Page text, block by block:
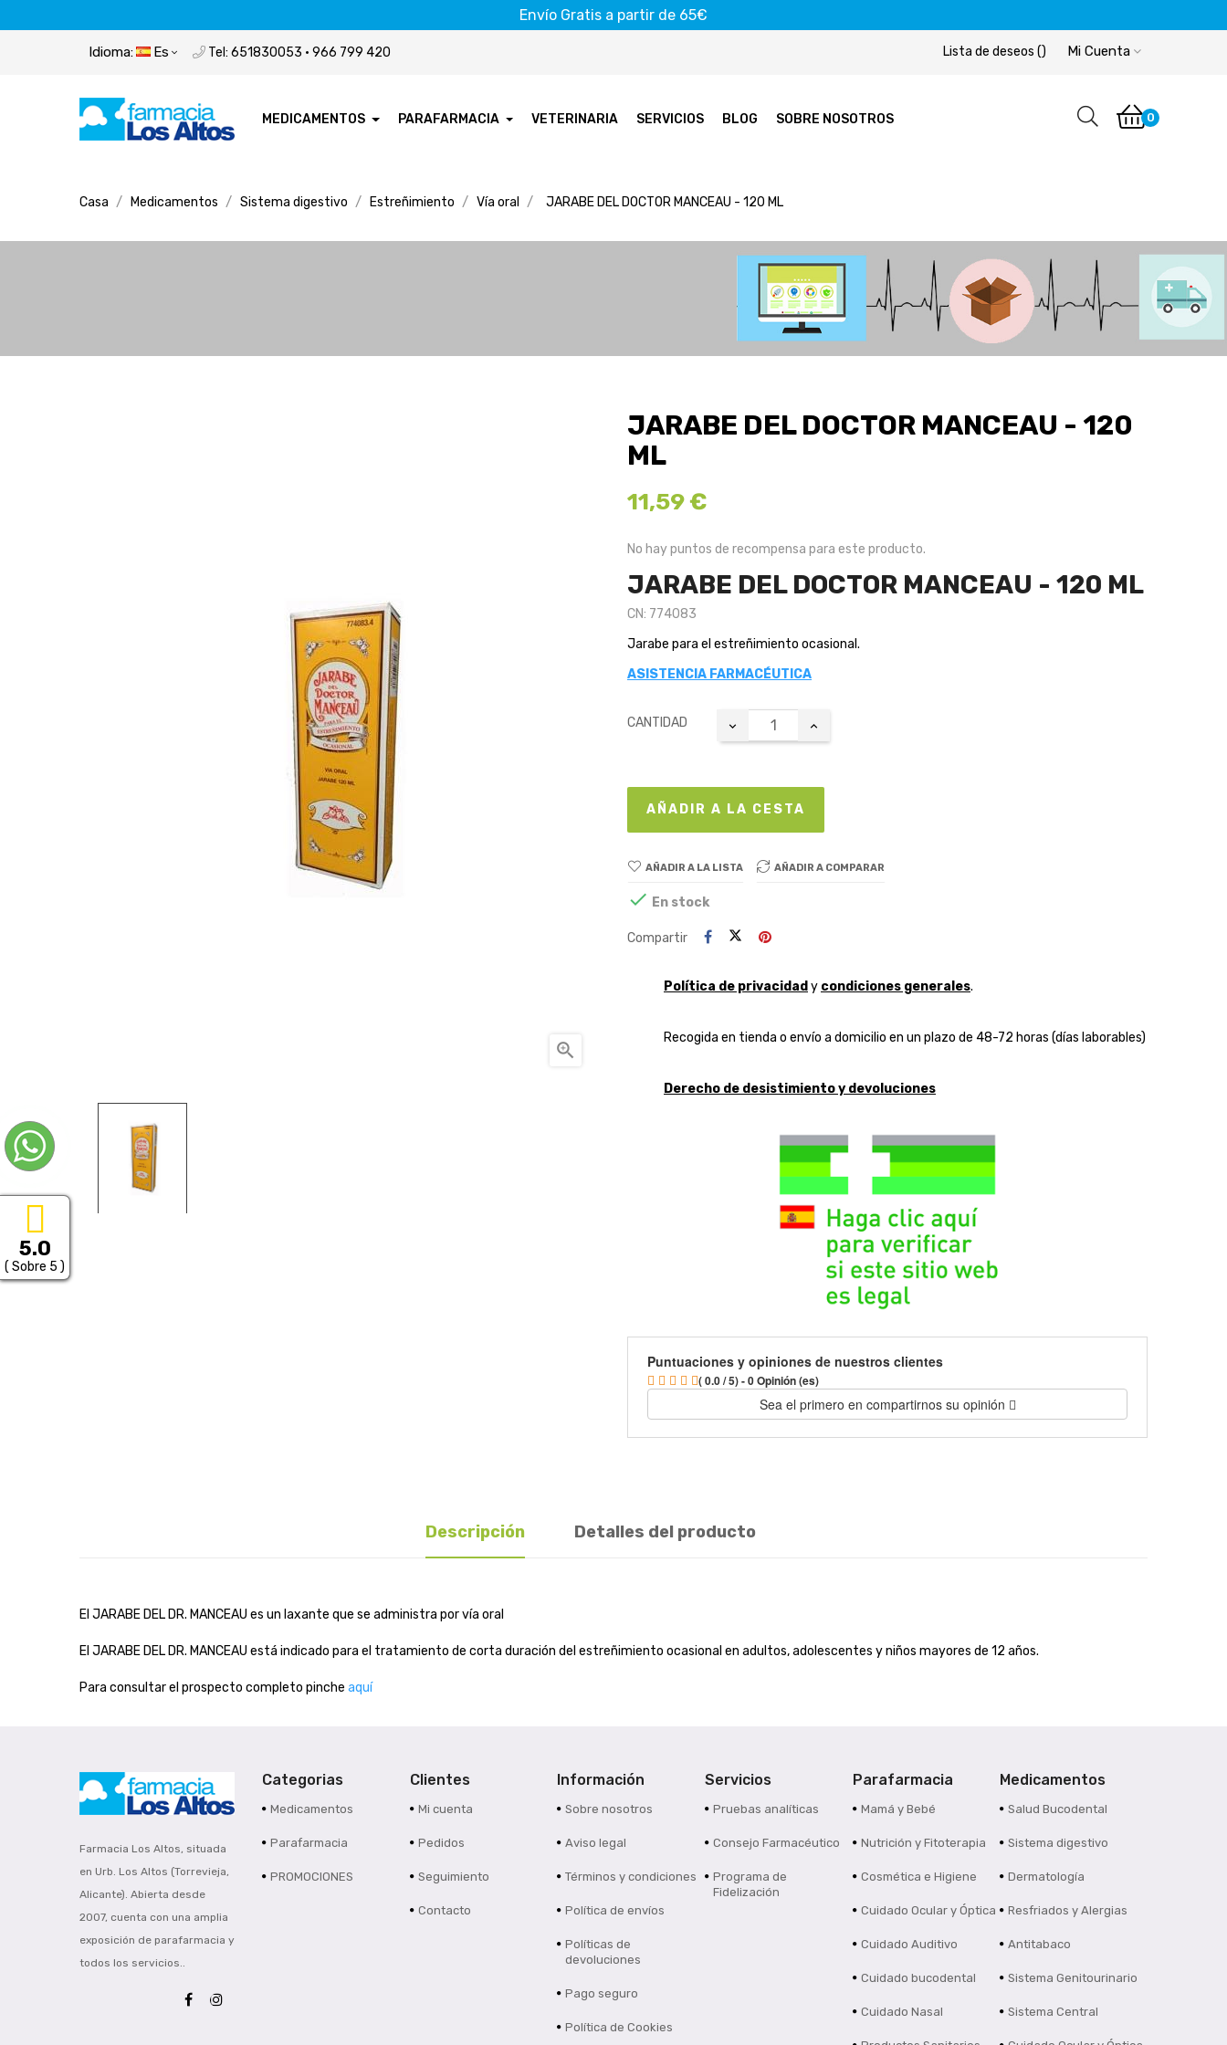
Envío Gratis a partir de 65€
Idioma: Es Tel: 651830053 · 966 799 420 Mi Cuenta
Lista de deseos ()
MEDICAMENTOS PARAFARMACIA VETERINARIA SERVICIOS BLOG SOBRE NOSOTROS 0
Casa Medicamentos Sistema digestivo Estreñimiento Vía oral JARABE DEL DOCTOR MANCEAU - 120 ML

JARABE DEL DOCTOR MANCEAU - 120
ML
11,59 €
No hay puntos de recompensa para este producto.
JARABE DEL DOCTOR MANCEAU - 120 ML
CN: 774083
Jarabe para el estreñimiento ocasional.
ASISTENCIA FARMACÉUTICA
CANTIDAD
AÑADIR A LA CESTA
AÑADIR A LA LISTA AÑADIR A COMPARAR
 En stock
Compartir
Política de privacidad y condiciones generales.
Recogida en tienda o envío a domicilio en un plazo de 48-72 horas (días laborables)
Derecho de desistimiento y devoluciones
Puntuaciones y opiniones de nuestros clientes
( 0.0 / 5) - 0 Opinión (es)
Sea el primero en compartirnos su opinión
Descripción Detalles del producto
El JARABE DEL DR. MANCEAU es un laxante que se administra por vía oral
El JARABE DEL DR. MANCEAU está indicado para el tratamiento de corta duración del estreñimiento ocasional en adultos, adolescentes y niños mayores de 12 años.
Para consultar el prospecto completo pinche aquí
Farmacia Los Altos, situada
en Urb. Los Altos (Torrevieja,
Alicante). Abierta desde
2007, cuenta con una amplia
exposición de parafarmacia y
todos los servicios..
Categorias
Medicamentos
Parafarmacia
PROMOCIONES
Clientes
Mi cuenta
Pedidos
Seguimiento
Contacto
Información
Sobre nosotros
Aviso legal
Términos y condiciones
Política de envíos
Políticas de
devoluciones
Pago seguro
Política de Cookies
Servicios
Pruebas analíticas
Consejo Farmacéutico
Programa de
Fidelización
Parafarmacia
Mamá y Bebé
Nutrición y Fitoterapia
Cosmética e Higiene
Cuidado Ocular y Óptica
Cuidado Auditivo
Cuidado bucodental
Cuidado Nasal
Medicamentos
Salud Bucodental
Sistema digestivo
Dermatología
Resfriados y Alergias
Antitabaco
Sistema Genitourinario
Sistema Central
5.0
( Sobre 5 )